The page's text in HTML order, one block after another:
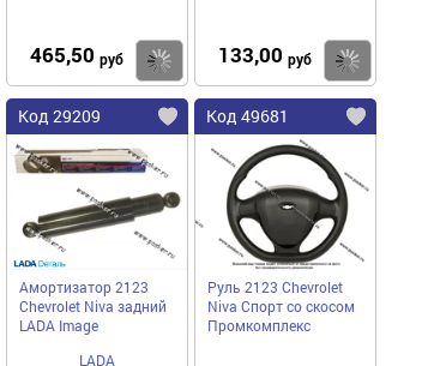
465,50 руб Купить
133,00 руб
Код 29209
Амортизатор 2123
Chevrolet Niva задний
LADA Image
LADA
Код 49681
Руль 2123 Chevrolet
Niva Спорт со скосом
Промкомплекс